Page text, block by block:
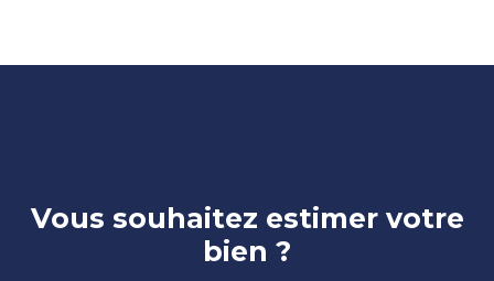
Vous souhaitez estimer votre
bien ?